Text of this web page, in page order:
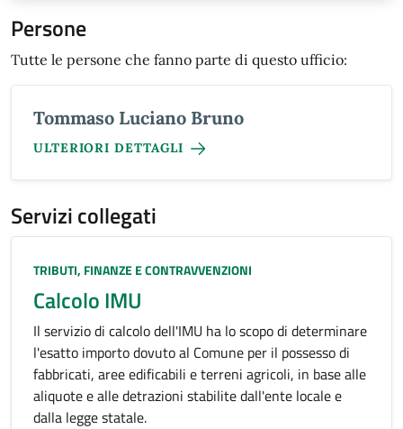
Persone
Tutte le persone che fanno parte di questo ufficio:
Tommaso Luciano Bruno
ULTERIORI DETTAGLI
Servizi collegati
Categoria:
TRIBUTI, FINANZE E CONTRAVVENZIONI
Calcolo IMU
Il servizio di calcolo dell'IMU ha lo scopo di determinare
l'esatto importo dovuto al Comune per il possesso di
fabbricati, aree edificabili e terreni agricoli, in base alle
aliquote e alle detrazioni stabilite dall'ente locale e
dalla legge statale.